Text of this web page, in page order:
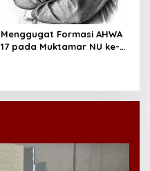
Menggugat Formasi AHWA
17 pada Muktamar NU ke-